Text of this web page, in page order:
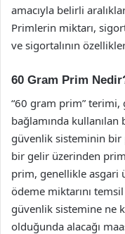
amacıyla belirli
Primlerin miktarı,
ve sigortalının
60 Gram Prim
“60 gram prim”
bağlamında kullanılan
güvenlik sisteminin bir
bir gelir üzerinden
prim, genellikle asgari
ödeme miktarını
güvenlik sistemine ne
olduğunda alacağı